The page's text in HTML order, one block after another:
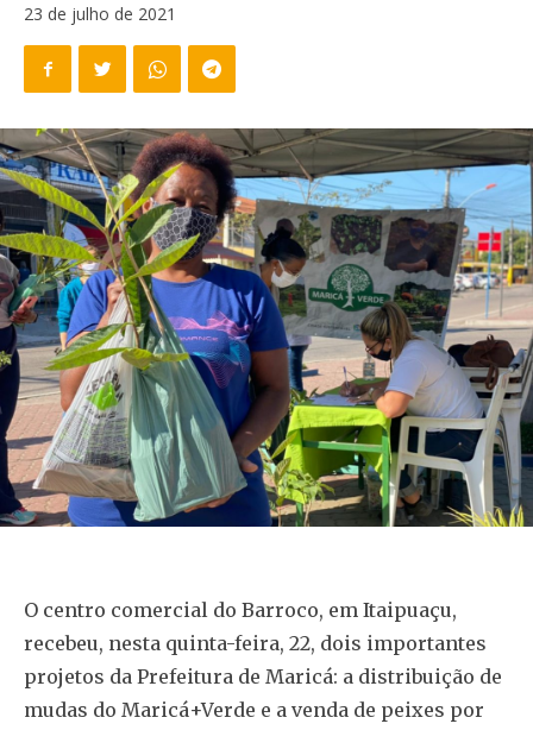
23 de julho de 2021
O centro comercial do Barroco, em Itaipuaçu,
recebeu, nesta quinta-feira, 22, dois importantes
projetos da Prefeitura de Maricá: a distribuição de
mudas do Maricá+Verde e a venda de peixes por